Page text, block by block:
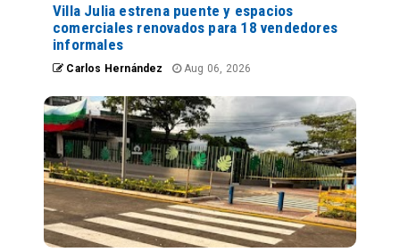
Villa Julia estrena puente y espacios
comerciales renovados para 18 vendedores
informales
Carlos Hernández Aug 06, 2026